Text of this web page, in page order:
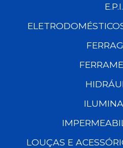
E.P.I.
LOUÇAS E